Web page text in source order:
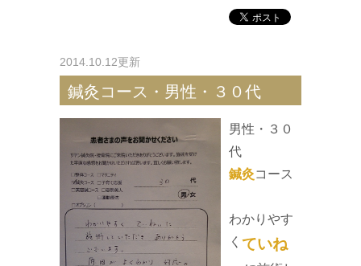
2014.10.12更新
鍼灸コース・男性・３０代
男性・３０
代
鍼灸コース
わかりやす
く ていね